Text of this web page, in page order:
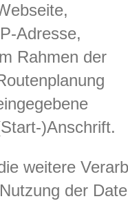
Adresse,
Rahmen der
)Anschrift.
weitere
der